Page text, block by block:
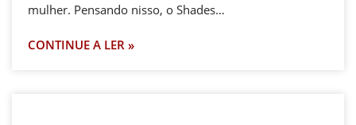
mulher. Pensando nisso, o Shades…
CONTINUE A LER »